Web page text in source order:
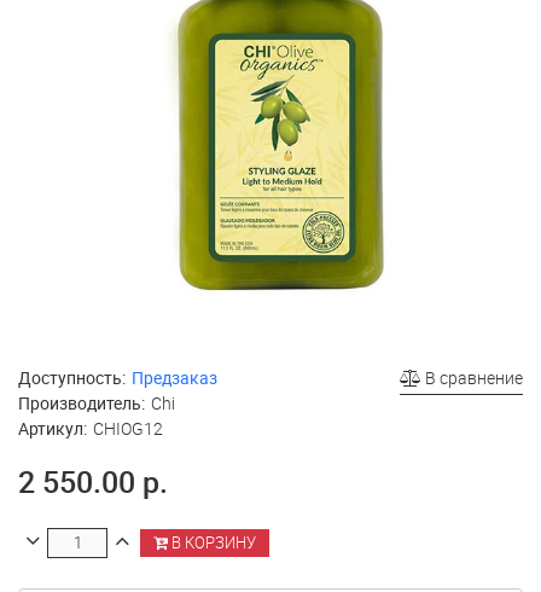
В сравнение
Доступность: Предзаказ
Производитель: Chi
Артикул: CHIOG12
2 550.00 р.
В КОРЗИНУ